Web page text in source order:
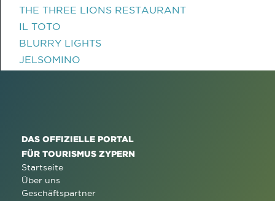
THE THREE LIONS RESTAURANT
IL TOTO
BLURRY LIGHTS
JELSOMINO
DAS OFFIZIELLE PORTAL
FÜR TOURISMUS ZYPERN
Startseite
Über uns
Geschäftspartner